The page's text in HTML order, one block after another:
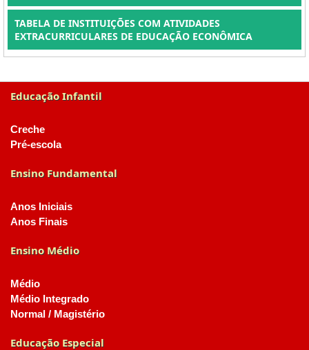
TABELA DE INSTITUIÇÕES COM ATIVIDADES
EXTRACURRICULARES DE EDUCAÇÃO ECONÔMICA
Educação Infantil
Creche
Pré-escola
Ensino Fundamental
Anos Iniciais
Anos Finais
Ensino Médio
Médio
Médio Integrado
Normal / Magistério
Educação Especial